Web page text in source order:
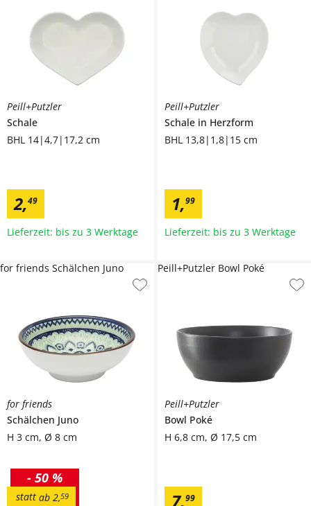
Peill+Putzler
Schale
BHL 14|4,7|17,2 cm
2,49
Lieferzeit: bis zu 3 Werktage
Peill+Putzler
Schale in Herzform
BHL 13,8|1,8|15 cm
1,99
Lieferzeit: bis zu 3 Werktage
for friends
Schälchen Juno
H 3 cm, Ø 8 cm
ab 2,59
statt
- 50 %
for friends Schälchen Juno
Peill+Putzler
Bowl Poké
H 6,8 cm, Ø 17,5 cm
7,99
Peill+Putzler Bowl Poké